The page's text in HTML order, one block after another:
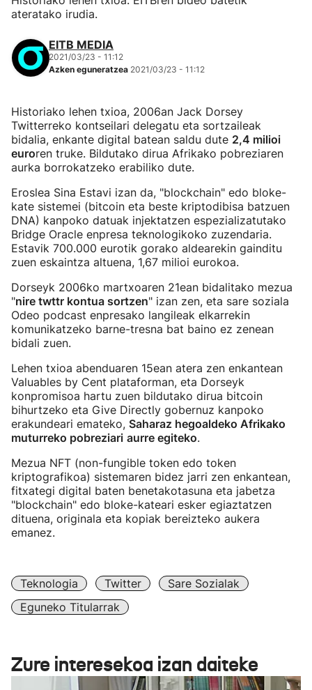
ateratako irudia.
EITB MEDIA
2021/03/23 - 11:12
Azken eguneratzea 2021/03/23 - 11:12
Historiako lehen txioa, 2006an Jack Dorsey
Twitterreko kontseilari delegatu eta sortzaileak
bidalia, enkante digital batean saldu dute 2,4 milioi
euroren truke. Bildutako dirua Afrikako pobreziaren
aurka borrokatzeko erabiliko dute.
Eroslea Sina Estavi izan da, "blockchain" edo bloke-
kate sistemei (bitcoin eta beste kriptodibisa batzuen
DNA) kanpoko datuak injektatzen espezializatutako
Bridge Oracle enpresa teknologikoko zuzendaria.
Estavik 700.000 eurotik gorako aldearekin gainditu
zuen eskaintza altuena, 1,67 milioi eurokoa.
Dorseyk 2006ko martxoaren 21ean bidalitako mezua
"nire twttr kontua sortzen" izan zen, eta sare soziala
Odeo podcast enpresako langileak elkarrekin
komunikatzeko barne-tresna bat baino ez zenean
bidali zuen.
Lehen txioa abenduaren 15ean atera zen enkantean
Valuables by Cent plataforman, eta Dorseyk
konpromisoa hartu zuen bildutako dirua bitcoin
bihurtzeko eta Give Directly gobernuz kanpoko
erakundeari emateko, Saharaz hegoaldeko Afrikako
muturreko pobreziari aurre egiteko.
Mezua NFT (non-fungible token edo token
kriptografikoa) sistemaren bidez jarri zen enkantean,
fitxategi digital baten benetakotasuna eta jabetza
"blockchain" edo bloke-kateari esker egiaztatzen
dituena, originala eta kopiak bereizteko aukera
emanez.
Teknologia Twitter
Sare Sozialak
Eguneko Titularrak
Zure interesekoa izan daiteke